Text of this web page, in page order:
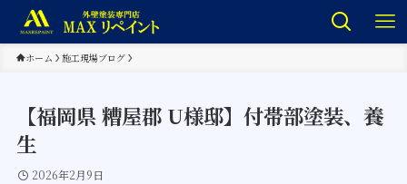
ホーム 施工現場ブログ
【福岡県 糟屋郡 U様邸】付帯部塗装、養
生
2026年2月9日